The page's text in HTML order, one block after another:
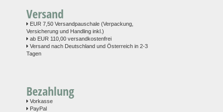
Versand
EUR 7,50 Versandpauschale (Verpackung,
Versicherung und Handling inkl.)
ab EUR 110,00 versandkostenfrei
Versand nach Deutschland und Österreich in 2-3
Tagen
Bezahlung
Vorkasse
PayPal